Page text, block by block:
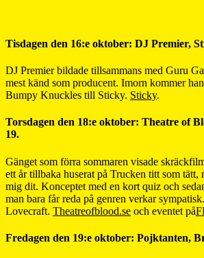
Tisdagen den 16:e oktober: DJ Premier,
DJ Premier bildade tillsammans med Guru
mest känd som producent. Imorn kommer
Bumpy Knuckles till Sticky. Sticky.
Torsdagen den 18:e oktober: Theatre of
19.
Gänget som förra sommaren visade
ett år tillbaka huserat på Trucken titt som tätt,
mig dit. Konceptet med en kort quiz och
man bara får reda på genren verkar
Lovecraft. Theatreofblood.se och eventet på
Fredagen den 19:e oktober: Pojktanten,